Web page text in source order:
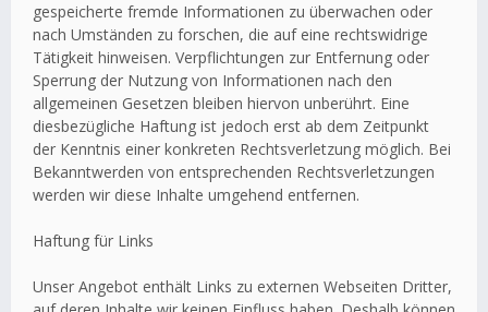
gespeicherte fremde Informationen zu überwachen oder
nach Umständen zu forschen, die auf eine rechtswidrige
Tätigkeit hinweisen. Verpflichtungen zur Entfernung oder
Sperrung der Nutzung von Informationen nach den
allgemeinen Gesetzen bleiben hiervon unberührt. Eine
diesbezügliche Haftung ist jedoch erst ab dem Zeitpunkt
der Kenntnis einer konkreten Rechtsverletzung möglich. Bei
Bekanntwerden von entsprechenden Rechtsverletzungen
werden wir diese Inhalte umgehend entfernen.
Haftung für Links
Unser Angebot enthält Links zu externen Webseiten Dritter,